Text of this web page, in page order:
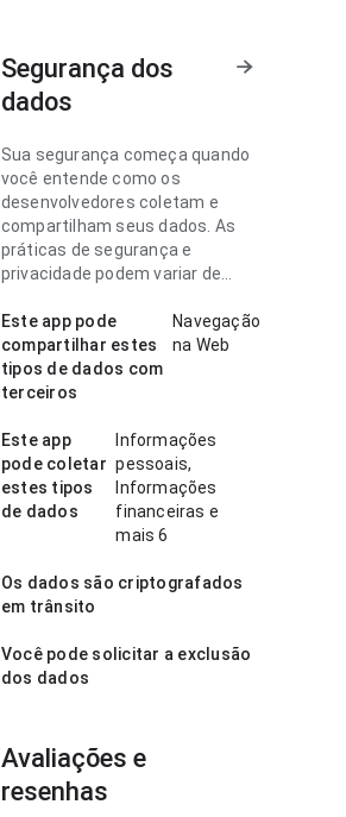
Segurança dos
dados
Sua segurança começa quando
você entende como os
desenvolvedores coletam e
compartilham seus dados. As
práticas de segurança e
privacidade podem variar de
idade.
Este app pode
compartilhar estes
tipos de dados com
terceiros
Navegação
na Web
Este app
pode coletar
estes tipos
de dados
Informações
pessoais,
Informações
financeiras e
mais 6
Os dados são criptografados
em trânsito
Você pode solicitar a exclusão
dos dados
Avaliações e
resenhas